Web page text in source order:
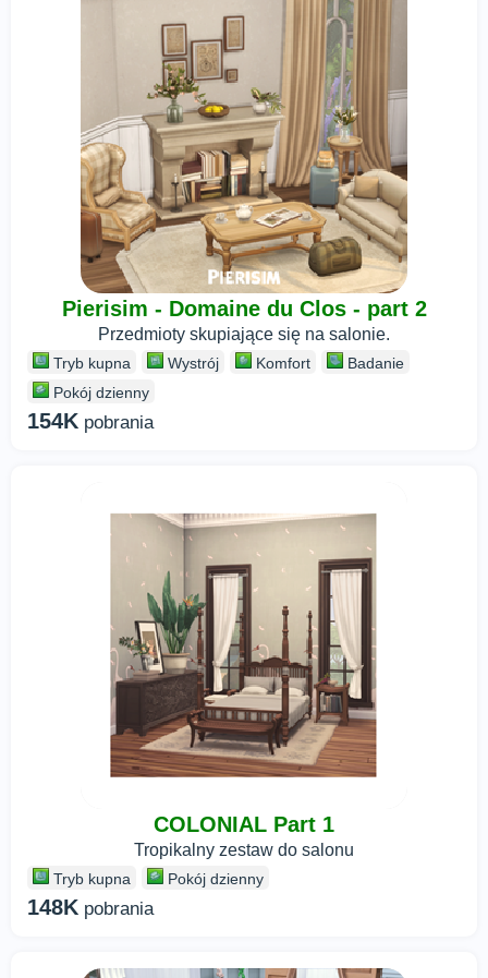
Pierisim - Domaine du Clos - part 2
Przedmioty skupiające się na salonie.
Tryb kupna Wystrój Komfort
Badanie
Pokój dzienny
154K pobrania
COLONIAL Part 1
Tropikalny zestaw do salonu
Tryb kupna Pokój dzienny
148K pobrania